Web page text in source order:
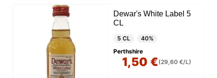
Dewar's White Label 5
CL
5 CL
40%
Perthshire
1,50 €(29,60 €/L)